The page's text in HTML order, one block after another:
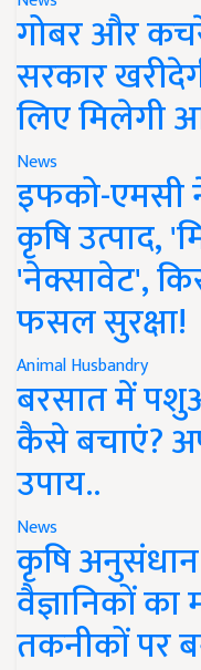
गोबर और
सरकार
लिए मिलेगी
News
इफको-एमसी
कृषि उत्पाद,
'नेक्सावेट',
फसल सुरक्षा!
Animal Husbandry
बरसात में
कैसे बचाएं?
उपाय..
News
कृषि
वैज्ञानिकों
तकनीकों पर